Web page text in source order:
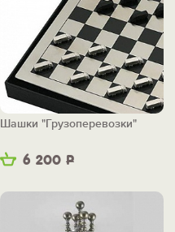
6 200 Р
Шашки "Грузоперевозки"